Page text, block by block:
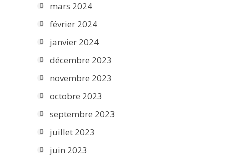
mars 2024
février 2024
janvier 2024
décembre 2023
novembre 2023
octobre 2023
septembre 2023
juillet 2023
juin 2023